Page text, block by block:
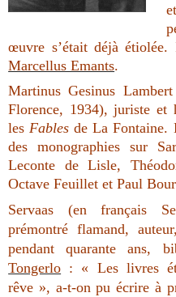
œuvre s’était déjà
Marcellus Emants.
Martinus Gesinus
Florence, 1934), juriste
les Fables de La Fontaine.
des monographies sur
Leconte de Lisle,
Octave Feuillet et Paul
Servaas (en français
prémontré flamand,
pendant quarante ans,
Tongerlo : « Les livres
rêve », a-t-on pu écrire à